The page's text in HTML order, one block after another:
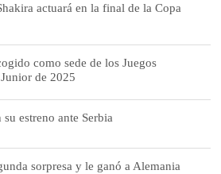
actuará en la final de la Copa
como sede de los Juegos
de 2025
estreno ante Serbia
sorpresa y le ganó a Alemania